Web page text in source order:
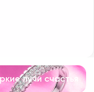
лучи счастья